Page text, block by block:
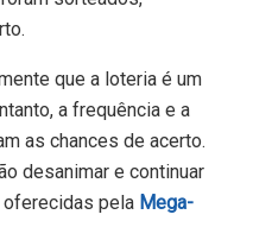
que a loteria é um
a frequência e a
as chances de acerto.
desanimar e continuar
oferecidas pela Mega-